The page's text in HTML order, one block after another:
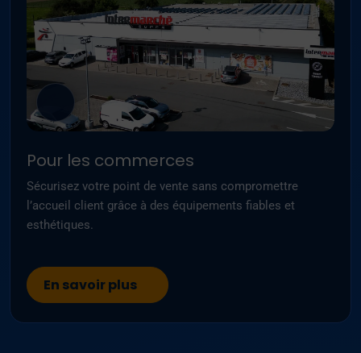
Pour les commerces
Sécurisez votre point de vente sans compromettre
l’accueil client grâce à des équipements fiables et
esthétiques.
En savoir plus